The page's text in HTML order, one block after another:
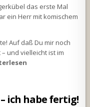
das erste Mal
ein Herr mit komischem
Auf daß Du mir noch
und vielleicht ist im
ich habe fertig!